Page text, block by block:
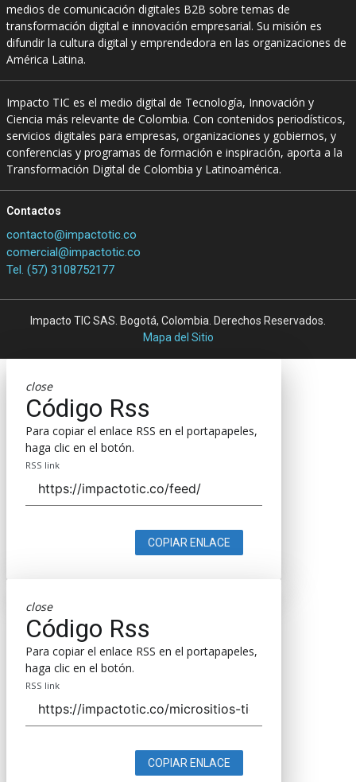
medios de comunicación digitales B2B sobre temas de
transformación digital e innovación empresarial. Su misión es
difundir la cultura digital y emprendedora en las organizaciones de
América Latina.
Impacto TIC es el medio digital de Tecnología, Innovación y
Ciencia más relevante de Colombia. Con contenidos periodísticos,
servicios digitales para empresas, organizaciones y gobiernos, y
conferencias y programas de formación e inspiración, aporta a la
Transformación Digital de Colombia y Latinoamérica.
Contactos
contacto@impactotic.co
comercial@impactotic.co
Tel. (57) 3108752177
Impacto TIC SAS. Bogotá, Colombia. Derechos Reservados.
Mapa del Sitio
close
Código Rss
Para copiar el enlace RSS en el portapapeles,
haga clic en el botón.
RSS link
COPIAR ENLACE
close
Código Rss
Para copiar el enlace RSS en el portapapeles,
haga clic en el botón.
RSS link
COPIAR ENLACE